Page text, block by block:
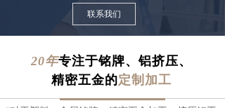
联系我们
20年专注于铭牌、铝挤压、
精密五金的定制加工